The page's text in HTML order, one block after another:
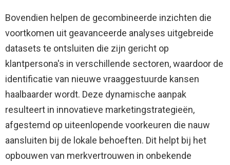
Bovendien helpen de gecombineerde inzichten die
voortkomen uit geavanceerde analyses uitgebreide
datasets te ontsluiten die zijn gericht op
klantpersona's in verschillende sectoren, waardoor de
identificatie van nieuwe vraaggestuurde kansen
haalbaarder wordt. Deze dynamische aanpak
resulteert in innovatieve marketingstrategieën,
afgestemd op uiteenlopende voorkeuren die nauw
aansluiten bij de lokale behoeften. Dit helpt bij het
opbouwen van merkvertrouwen in onbekende